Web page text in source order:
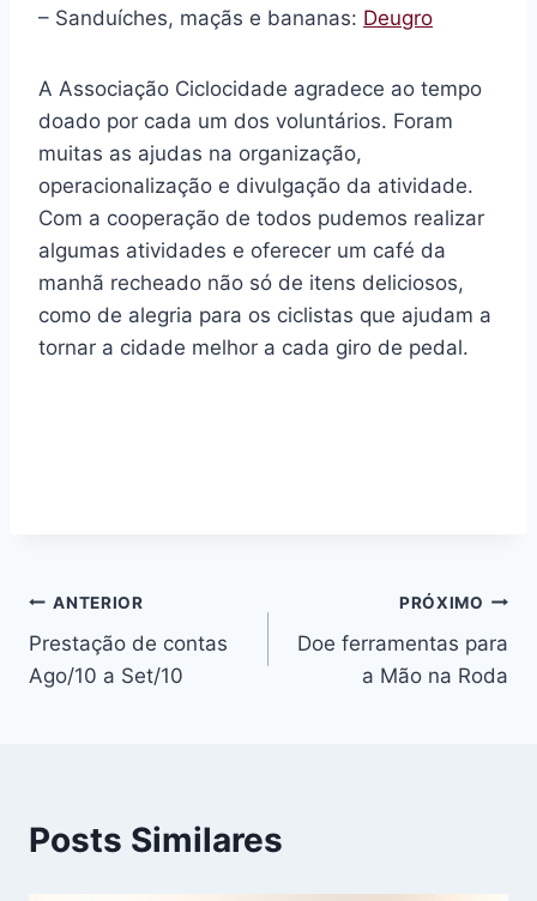
– Sanduíches, maçãs e bananas: Deugro
A Associação Ciclocidade agradece ao tempo
doado por cada um dos voluntários. Foram
muitas as ajudas na organização,
operacionalização e divulgação da atividade.
Com a cooperação de todos pudemos realizar
algumas atividades e oferecer um café da
manhã recheado não só de itens deliciosos,
como de alegria para os ciclistas que ajudam a
tornar a cidade melhor a cada giro de pedal.
Navegação
de
ANTERIOR
Prestação de contas
Ago/10 a Set/10
PRÓXIMO
Doe ferramentas para
a Mão na Roda
Posts Similares